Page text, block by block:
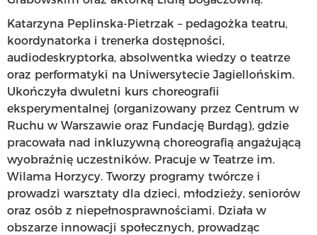
Katarzyna Peplinska-Pietrzak – pedagożka teatru,
koordynatorka i trenerka dostępności,
audiodeskryptorka, absolwentka wiedzy o teatrze
oraz performatyki na Uniwersytecie Jagiellońskim.
Ukończyła dwuletni kurs choreografii
eksperymentalnej (organizowany przez Centrum w
Ruchu w Warszawie oraz Fundację Burdąg), gdzie
pracowała nad inkluzywną choreografią angażującą
wyobraźnię uczestników. Pracuje w Teatrze im.
Wilama Horzycy. Tworzy programy twórcze i
prowadzi warsztaty dla dzieci, młodzieży, seniorów
oraz osób z niepełnosprawnościami. Działa w
obszarze innowacji społecznych, prowadząc